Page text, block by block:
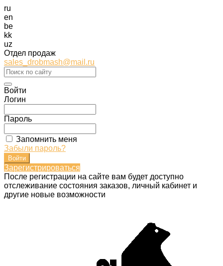
ru
en
be
kk
uz
Отдел продаж
sales_drobmash@mail.ru
Войти
Логин
Пароль
Запомнить меня
Забыли пароль?
Зарегистрироваться
После регистрации на сайте вам будет доступно
отслеживание состояния заказов, личный кабинет и
другие новые возможности